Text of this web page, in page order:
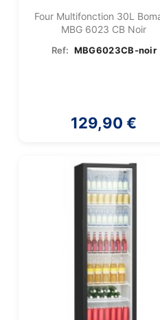
Four Multifonction 30L
MBG 6023 CB Noir
Ref: MBG6023CB-noir
129,90 €